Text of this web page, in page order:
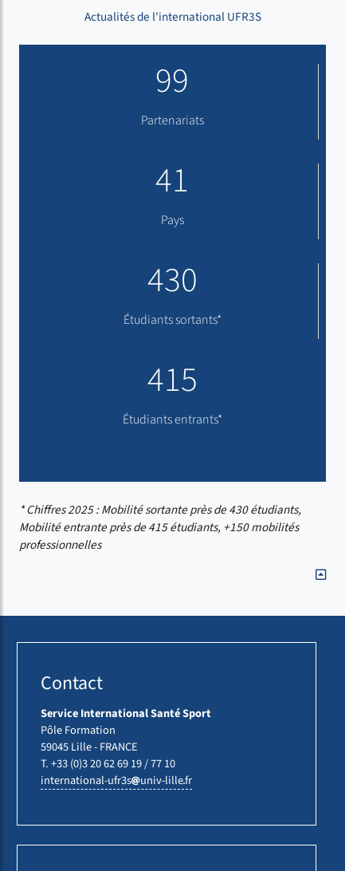
Actualités de l'international UFR3S
99
Partenariats
41
Pays
430
Étudiants sortants*
415
Étudiants entrants*
* Chiffres 2025 : Mobilité sortante près de 430 étudiants,
Mobilité entrante près de 415 étudiants, +150 mobilités
professionnelles
Contact
Service International Santé Sport
Pôle Formation
59045 Lille - FRANCE
T. +33 (0)3 20 62 69 19 / 77 10
international-ufr3s univ-lillefr